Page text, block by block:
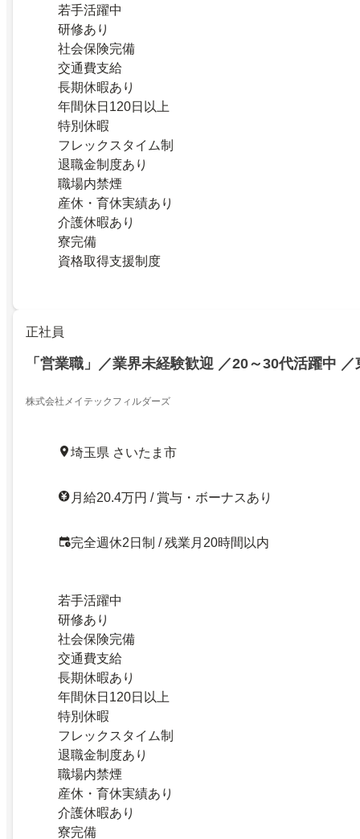
若手活躍中
研修あり
社会保険完備
交通費支給
長期休暇あり
年間休日120日以上
特別休暇
フレックスタイム制
退職金制度あり
職場内禁煙
産休・育休実績あり
介護休暇あり
寮完備
資格取得支援制度
正社員
「営業職」／業界未経験歓迎 ／20～30代活躍中
株式会社メイテックフィルダーズ
埼玉県 さいたま市
月給20.4万円 / 賞与・ボーナスあり
完全週休2日制 / 残業月20時間以内
若手活躍中
研修あり
社会保険完備
交通費支給
長期休暇あり
年間休日120日以上
特別休暇
フレックスタイム制
退職金制度あり
職場内禁煙
産休・育休実績あり
介護休暇あり
寮完備